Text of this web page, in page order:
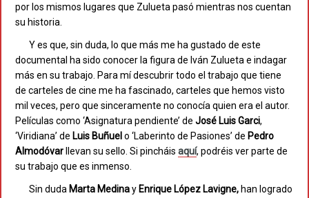
por los mismos lugares que Zulueta pasó mientras nos cuentan
su historia.
Y es que, sin duda, lo que más me ha gustado de este
documental ha sido conocer la figura de Iván Zulueta e indagar
más en su trabajo. Para mí descubrir todo el trabajo que tiene
de carteles de cine me ha fascinado, carteles que hemos visto
mil veces, pero que sinceramente no conocía quien era el autor.
Películas como ‘Asignatura pendiente’ de José LuisGarci,
‘Viridiana’ de Luis Buñuel o ‘Laberinto de Pasiones’ de Pedro
Almodóvar llevan su sello. Si pincháis aquí, podréis ver parte de
su trabajo que es inmenso.
Sin duda Marta Medinay Enrique López Lavigne, han logrado